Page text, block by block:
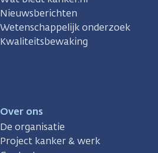
Nieuwsberichten
Wetenschappelijk onderzoek
Kwaliteitsbewaking
Over ons
De organisatie
Project kanker & werk